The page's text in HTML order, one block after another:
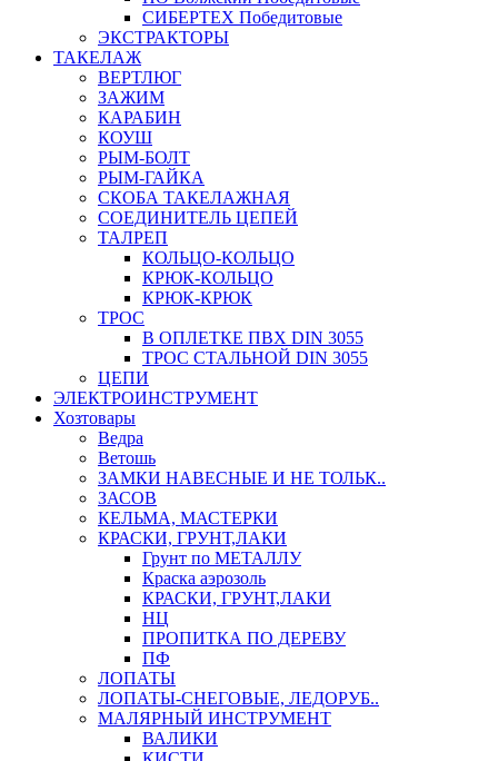
СИБЕРТЕХ Победитовые
ЭКСТРАКТОРЫ
ТАКЕЛАЖ
ВЕРТЛЮГ
ЗАЖИМ
КАРАБИН
КОУШ
РЫМ-БОЛТ
РЫМ-ГАЙКА
СКОБА ТАКЕЛАЖНАЯ
СОЕДИНИТЕЛЬ ЦЕПЕЙ
ТАЛРЕП
КОЛЬЦО-КОЛЬЦО
КРЮК-КОЛЬЦО
КРЮК-КРЮК
ТРОС
В ОПЛЕТКЕ ПВХ DIN 3055
ТРОС СТАЛЬНОЙ DIN 3055
ЦЕПИ
ЭЛЕКТРОИНСТРУМЕНТ
Хозтовары
Ведра
Ветошь
ЗАМКИ НАВЕСНЫЕ И НЕ ТОЛЬК..
ЗАСОВ
КЕЛЬМА, МАСТЕРКИ
КРАСКИ, ГРУНТ,ЛАКИ
Грунт по МЕТАЛЛУ
Краска аэрозоль
КРАСКИ, ГРУНТ,ЛАКИ
НЦ
ПРОПИТКА ПО ДЕРЕВУ
ПФ
ЛОПАТЫ
ЛОПАТЫ-СНЕГОВЫЕ, ЛЕДОРУБ..
МАЛЯРНЫЙ ИНСТРУМЕНТ
ВАЛИКИ